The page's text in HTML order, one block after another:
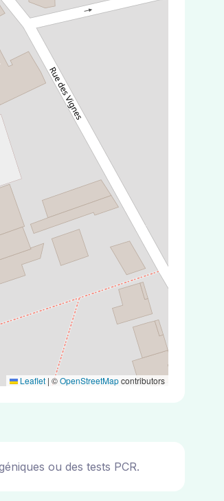
Leaflet | ©OpenStreetMapcontributors
ou des tests PCR.